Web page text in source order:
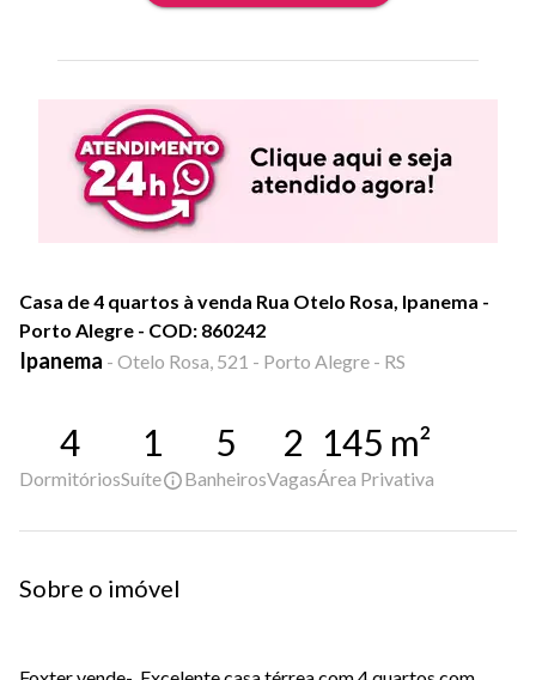
Casa de 4 quartos à venda Rua Otelo Rosa, Ipanema -
Porto Alegre - COD: 860242
Ipanema - Otelo Rosa, 521 - Porto Alegre - RS
4
Dormitórios
1
Suíte
5
Banheiros
2
Vagas
145 m²
Área Privativa
Sobre o imóvel